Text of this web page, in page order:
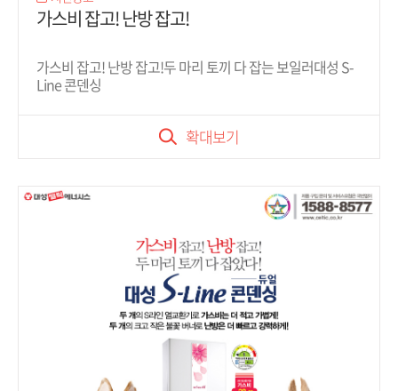
가스비 잡고! 난방 잡고!
가스비 잡고! 난방 잡고!두 마리 토끼 다 잡는 보일러대성 S-
Line 콘덴싱
확대보기